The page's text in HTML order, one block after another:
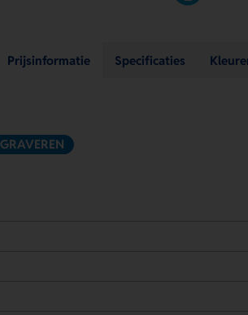
Prijsinformatie Specificaties